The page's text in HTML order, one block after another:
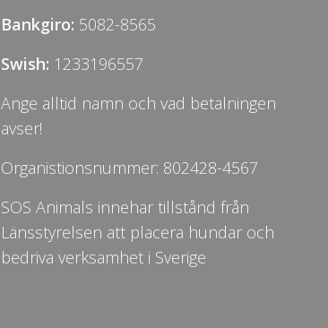
Bankgiro: 5082-8565
Swish: 1233196557
Ange alltid namn och vad betalningen
avser!
Organistionsnummer: 802428-4567
SOS Animals innehar tillstånd från
Länsstyrelsen att placera hundar och
bedriva verksamhet i Sverige